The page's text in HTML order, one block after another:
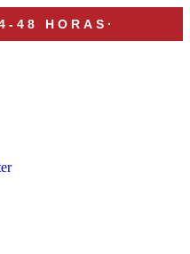
48 HORAS ·